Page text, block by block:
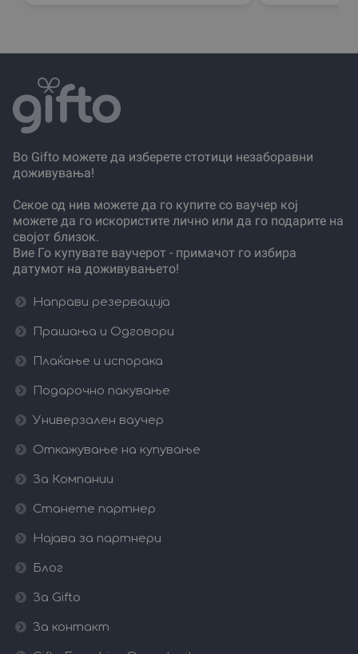
Во Gifto можете да изберете стотици незаборавни
доживувања!
Секое од нив можете да го купите со ваучер кој
можете да го искористите лично или да го подарите на
својот близок.
Вие Го купувате ваучерот - примачот го избира
датумот на доживувањето!
Направи резервација
Прашања и Одговори
Плаќање и испорака
Подарочно пакување
Универзален ваучер
Откажување на купување
За Компании
Станете партнер
Најава за партнери
Блог
За Gifto
За контакт